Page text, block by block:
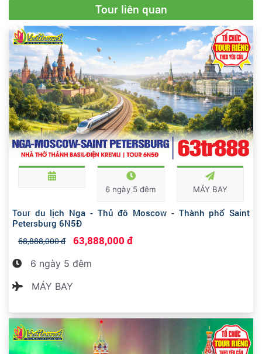
Tour liên quan
6 ngày 5 đêm MÁY BAY
Tour du lịch Nga - Thủ đô Moscow - Thành phố Saint
Petersburg 6N5Đ
68,888,000 đ 63,888,000 đ
6 ngày 5 đêm
MÁY BAY